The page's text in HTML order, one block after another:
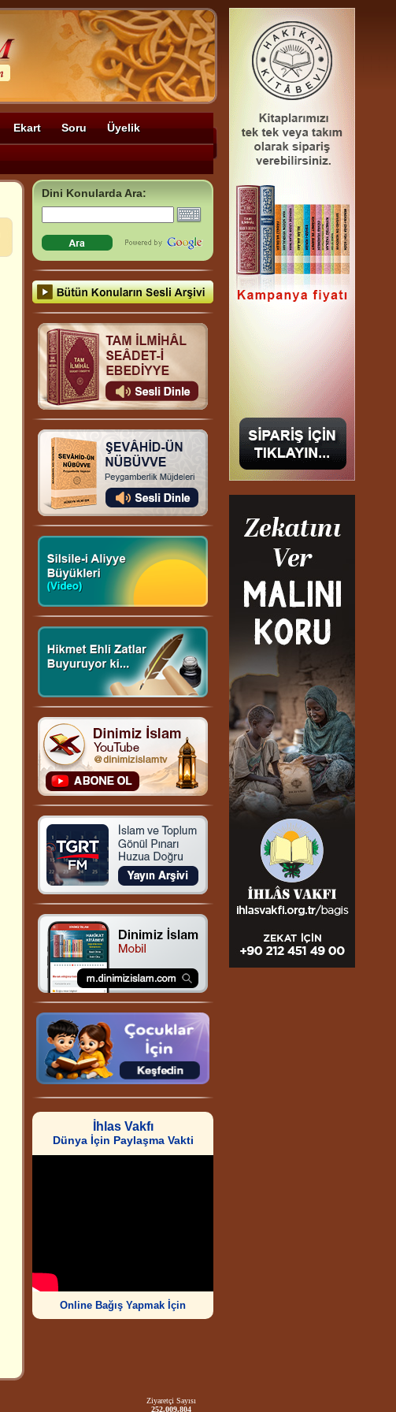
Ekart Soru Üyelik
Dini Konularda Ara:
İhlas Vakfı
Dünya İçin Paylaşma Vakti
Online Bağış Yapmak İçin
Ziyaretçi Sayısı
252.009.804